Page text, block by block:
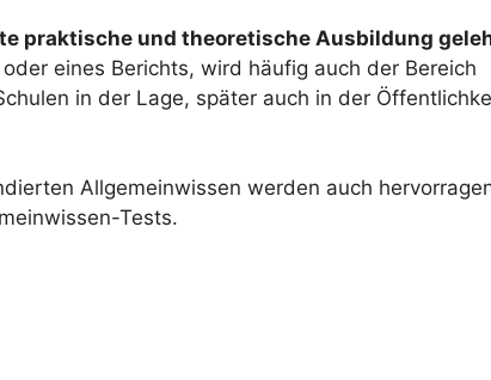
praktische und theoretische Ausbildung
eines Berichts, wird häufig auch der Bereich
in der Lage, später auch in der
Allgemeinwissen werden auch
Tests.